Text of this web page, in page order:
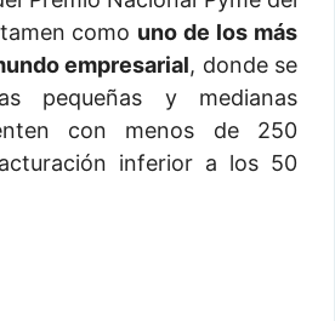
como uno de los más
empresarial, donde se
pequeñas y medianas
con menos de 250
inferior a los 50